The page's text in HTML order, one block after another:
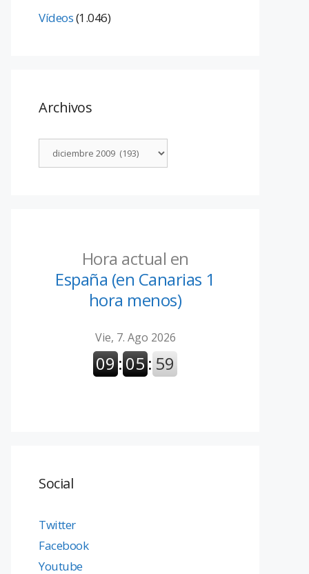
Vídeos(1.046)
Archivos
Hora actual en
España (en Canarias 1
hora menos)
Social
Twitter
Facebook
Youtube